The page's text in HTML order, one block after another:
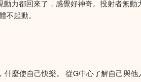
力都回來了，感覺好神奇。投射者無
起動。
麼使自己快樂。 從G中心了解自己與他